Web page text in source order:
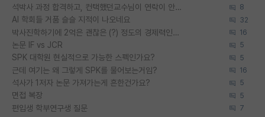
석박사 과정 합격하고, 컨택했던교수님이 연락이 안됩니다... 8
AI 학회들 거품 슬슬 지적이 나오네요 32
박사진학하기에 2억은 괜찮은 (?) 정도의 경제력인가요 16
논문 IF vs JCR 5
SPK 대학원 현실적으로 가능한 스펙인가요? 5
근데 여기는 왜 그렇게 SPK를 물어보는거임? 16
석사가 1저자 논문 가져가는게 흔한건가요? 5
면접 복장 5
편입생 학부연구생 질문 7